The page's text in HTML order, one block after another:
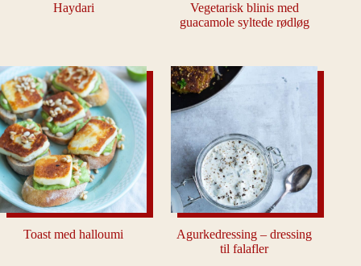
Haydari
Vegetarisk blinis med
guacamole syltede rødløg
Toast med halloumi
Agurkedressing – dressing
til falafler